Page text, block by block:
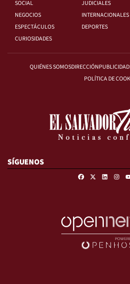
SOCIAL
JUDICIALES
NEGOCIOS
INTERNACIONALES
ESPECTÁCULOS
DEPORTES
CURIOSIDADES
QUIÉNES SOMOSDIRECCIÓNPUBLICIDAD
POLÍTICA DE
SÍGUENOS
FacebookLinkedin